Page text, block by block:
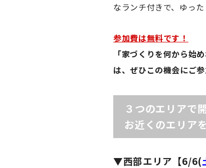
なランチ付きで、ゆっ
参加費は無料です！
「家づくりを何から始
は、ぜひこの機会にご
３つのエリアで
お近くのエリア
▼西部エリア【6/6(